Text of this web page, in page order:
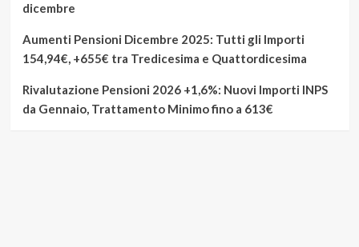
dicembre
Aumenti Pensioni Dicembre 2025: Tutti gli Importi
154,94€, +655€ tra Tredicesima e Quattordicesima
Rivalutazione Pensioni 2026 +1,6%: Nuovi Importi INPS
da Gennaio, Trattamento Minimo fino a 613€